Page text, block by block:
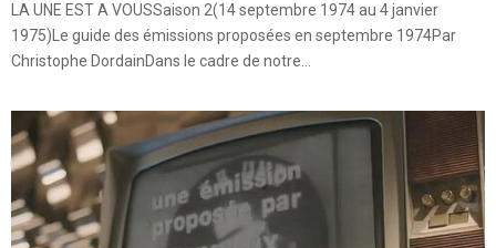
LA UNE EST A VOUSSaison 2(14 septembre 1974 au 4 janvier
1975)Le guide des émissions proposées en septembre 1974Par
Christophe DordainDans le cadre de notre...